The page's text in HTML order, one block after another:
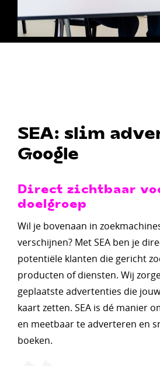
SEA: slim
Google
Direct zichtbaar
doelgroep
Wil je bovenaan in
verschijnen? Met SEA ben je
potentiële klanten die gericht
producten of diensten. Wij
geplaatste advertenties die
kaart zetten. SEA is dé manier
en meetbaar te adverteren en
boeken.